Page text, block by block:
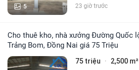
5 23 giờ trước
Cho thuê kho, nhà xưởng Đường Quốc lộ 1A, Xã Hố Nai 3,
Trảng Bom, Đồng Nai giá 75 Triệu
75 triệu · 2,500 m²